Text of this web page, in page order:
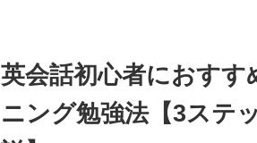
英会話初心者におすす
ニング勉強法【3ステ